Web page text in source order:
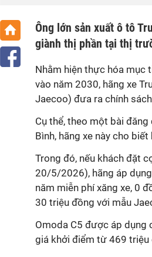
Ông lớn sản xuất ô tô
giành thị phần tại thị
Nhằm hiện thực hóa mục
vào năm 2030, hãng xe
Jaecoo) đưa ra chính
Cụ thể, theo một bài
Bình, hãng xe này cho
Trong đó, nếu khách đặt
20/5/2026), hãng áp
năm miễn phí xăng xe, 0
30 triệu đồng với mẫu
Omoda C5 được áp dụng
giá khởi điểm từ 469 triệu